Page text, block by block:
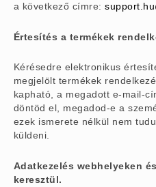
a következő címre:
Értesítés a termékek
Kérésedre elektronikus
megjelölt termékek
kapható, a megadott e-mail-
döntöd el, megadod-e a
ezek ismerete nélkül nem
küldeni.
Adatkezelés webhelyeken
keresztül.